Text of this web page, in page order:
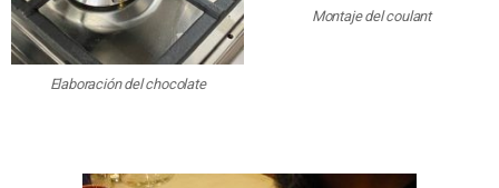
Elaboración del chocolate
Montaje del coulant